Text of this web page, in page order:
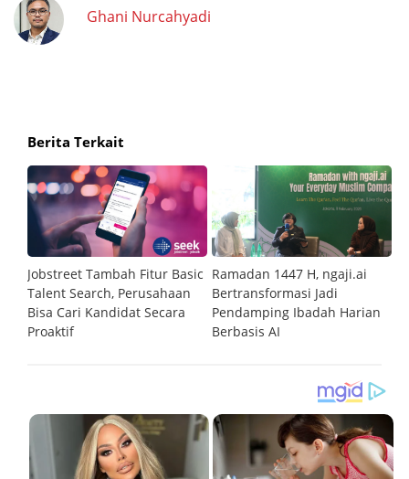
Ghani Nurcahyadi
Berita Terkait
Jobstreet Tambah Fitur Basic
Talent Search, Perusahaan
Bisa Cari Kandidat Secara
Proaktif
Ramadan 1447 H, ngaji.ai
Bertransformasi Jadi
Pendamping Ibadah Harian
Berbasis AI